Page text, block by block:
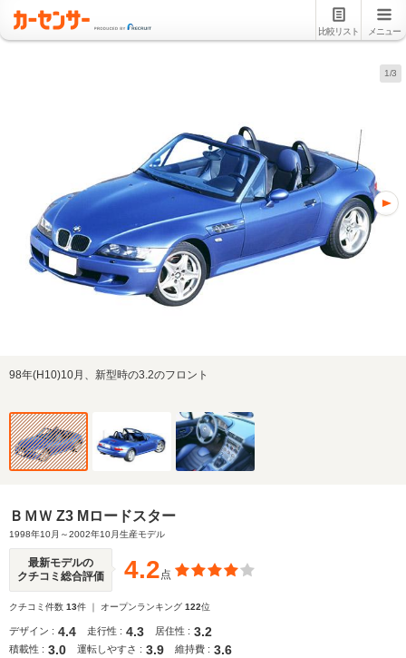
比較リスト メニュー
1/3
98年(H10)10月、新型時の3.2のフロント
ＢＭＷ Z3 Mロードスター
1998年10月～2002年10月生産モデル
最新モデルの
クチコミ総合評価
4.2点
クチコミ件数 13件 ｜ オープンランキング 122位
デザイン : 4.4 走行性 : 4.3 居住性 : 3.2
積載性 : 3.0 運転しやすさ : 3.9 維持費 : 3.6